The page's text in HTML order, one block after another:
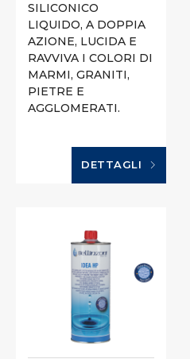
SILICONICO
LIQUIDO, A DOPPIA
AZIONE, LUCIDA E
RAVVIVA I COLORI DI
MARMI, GRANITI,
PIETRE E
AGGLOMERATI.
DETTAGLI